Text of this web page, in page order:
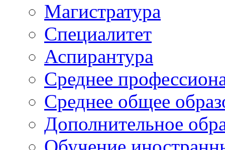
Магистратура
Специалитет
Аспирантура
Среднее
Среднее общее
Дополнительное